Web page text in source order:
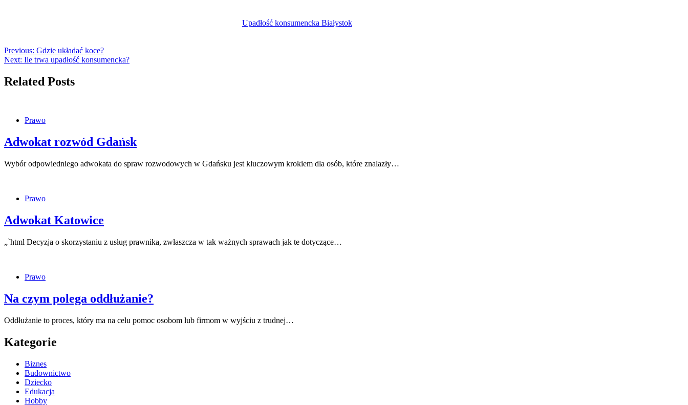
Upadłość konsumencka Białystok
Previous: Gdzie układać koce?
Next: Ile trwa upadłość konsumencka?
Related Posts
Prawo
Adwokat rozwód Gdańsk
Wybór odpowiedniego adwokata do spraw rozwodowych w Gdańsku jest kluczowym krokiem dla osób, które znalazły…
Prawo
Adwokat Katowice
„`html Decyzja o skorzystaniu z usług prawnika, zwłaszcza w tak ważnych sprawach jak te dotyczące…
Prawo
Na czym polega oddłużanie?
Oddłużanie to proces, który ma na celu pomoc osobom lub firmom w wyjściu z trudnej…
Kategorie
Biznes
Budownictwo
Dziecko
Edukacja
Hobby